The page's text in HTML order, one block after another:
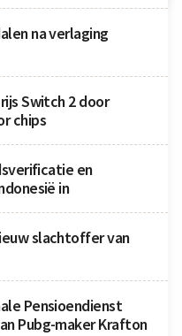
na verlaging
Switch 2 door
chips
en
in
slachtoffer van
Pensioendienst
Pubg-maker Krafton